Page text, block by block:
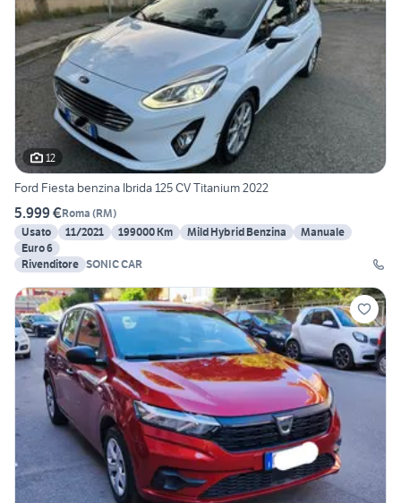
12
Ford Fiesta benzina Ibrida 125 CV Titanium 2022
5.999 €Roma (RM)
Usato
11/2021 199000 Km Mild Hybrid Benzina
Manuale
Euro 6
Rivenditore SONIC CAR